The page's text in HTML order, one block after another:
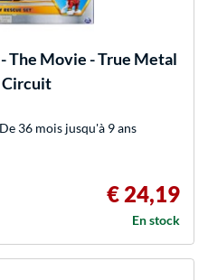
The Movie - True Metal
Circuit
36 mois jusqu'à 9 ans
€ 24,19
En stock